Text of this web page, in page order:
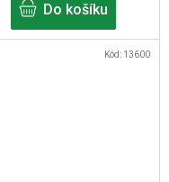
Do košíku
Kód: 13600